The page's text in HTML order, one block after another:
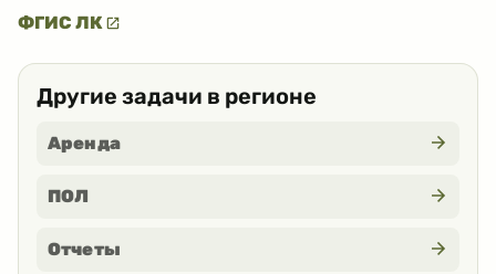
ФГИС ЛК
Другие задачи в регионе
Аренда
ПОЛ
Отчеты